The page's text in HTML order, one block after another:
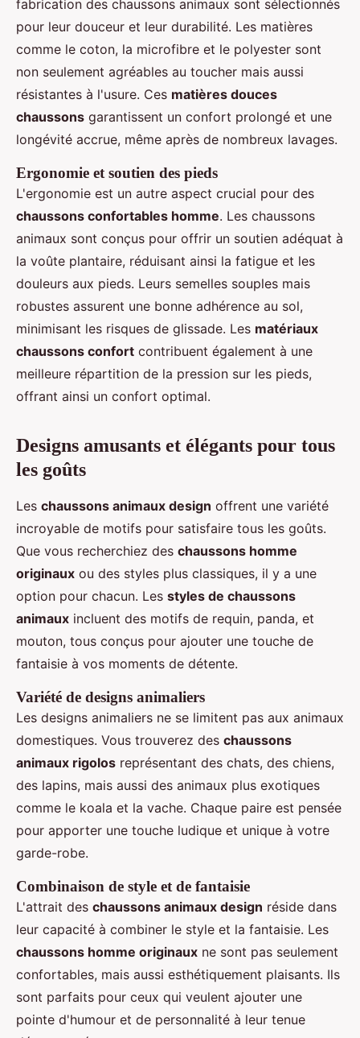
fabrication des chaussons animaux sont sélectionnés
pour leur douceur et leur durabilité. Les matières
comme le coton, la microfibre et le polyester sont
non seulement agréables au toucher mais aussi
résistantes à l'usure. Ces matières douces
chaussons garantissent un confort prolongé et une
longévité accrue, même après de nombreux lavages.
Ergonomie et soutien des pieds
L'ergonomie est un autre aspect crucial pour des
chaussons confortables homme. Les chaussons
animaux sont conçus pour offrir un soutien adéquat à
la voûte plantaire, réduisant ainsi la fatigue et les
douleurs aux pieds. Leurs semelles souples mais
robustes assurent une bonne adhérence au sol,
minimisant les risques de glissade. Les matériaux
chaussons confort contribuent également à une
meilleure répartition de la pression sur les pieds,
offrant ainsi un confort optimal.
Designs amusants et élégants pour tous
les goûts
Les chaussons animaux design offrent une variété
incroyable de motifs pour satisfaire tous les goûts.
Que vous recherchiez des chaussons homme
originaux ou des styles plus classiques, il y a une
option pour chacun. Les styles de chaussons
animaux incluent des motifs de requin, panda, et
mouton, tous conçus pour ajouter une touche de
fantaisie à vos moments de détente.
Variété de designs animaliers
Les designs animaliers ne se limitent pas aux animaux
domestiques. Vous trouverez des chaussons
animaux rigolos représentant des chats, des chiens,
des lapins, mais aussi des animaux plus exotiques
comme le koala et la vache. Chaque paire est pensée
pour apporter une touche ludique et unique à votre
garde-robe.
Combinaison de style et de fantaisie
L'attrait des chaussons animaux design réside dans
leur capacité à combiner le style et la fantaisie. Les
chaussons homme originaux ne sont pas seulement
confortables, mais aussi esthétiquement plaisants. Ils
sont parfaits pour ceux qui veulent ajouter une
pointe d'humour et de personnalité à leur tenue